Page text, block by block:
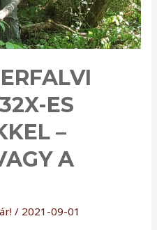
ES
–
A
/ 2021-09-01